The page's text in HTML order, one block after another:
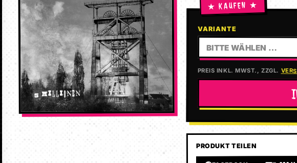
VARIANTE
BITTE WÄHLEN …
PREIS INKL. MWST., ZZGL.
PRODUKT TEILEN